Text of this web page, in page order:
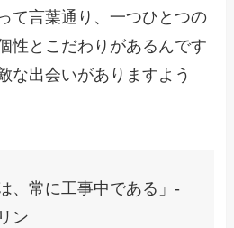
て言葉通り、一つひとつの
性とこだわりがあるんです
な出会いがありますよう
、常に工事中である」-
ン